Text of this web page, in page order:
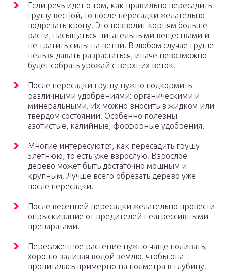
Если речь идет о том, как правильно пересадить
грушу весной, то после пересадки желательно
подрезать крону. Это позволит корням больше
расти, насыщаться питательными веществами и
не тратить силы на ветви. В любом случае груше
нельзя давать разрастаться, иначе невозможно
будет собрать урожай с верхних веток.
После пересадки грушу нужно подкормить
различными удобрениями: органическими и
минеральными. Их можно вносить в жидком или
твердом состоянии. Особенно полезны
азотистые, калийные, фосфорные удобрения.
Многие интересуются, как пересадить грушу
5летнюю, то есть уже взрослую. Взрослое
дерево может быть достаточно мощным и
крупным. Лучше всего обрезать дерево уже
после пересадки.
После весенней пересадки желательно провести
опрыскивание от вредителей неагрессивными
препаратами.
Пересаженное растение нужно чаще поливать,
хорошо заливая водой землю, чтобы она
пропиталась примерно на полметра в глубину.